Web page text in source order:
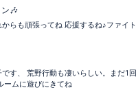
🎶
らも頑張ってね 応援するね♪ファイト
す、 荒野行動も凄いらしい。まだ1回
ームに遊びにきてね